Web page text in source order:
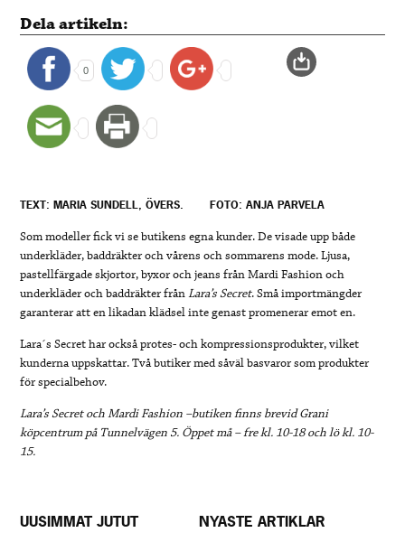
Dela artikeln:
0
TEXT: MARIA SUNDELL, ÖVERS. FOTO: ANJA PARVELA
Som modeller fick vi se butikens egna kunder. De visade upp både
underkläder, baddräkter och vårens och sommarens mode. Ljusa,
pastellfärgade skjortor, byxor och jeans från Mardi Fashion och
underkläder och baddräkter frånLara’s Secret. Små importmängder
garanterar att en likadan klädsel inte genast promenerar emot en.
Lara´s Secret har också protes- och kompressionsprodukter, vilket
kunderna uppskattar. Två butiker med såväl basvaror som produkter
för specialbehov.
Lara’s Secret och Mardi Fashion –butiken finns brevid Grani
köpcentrum på Tunnelvägen 5. Öppet må – fre kl. 10-18 och lö kl. 10-
15.
UUSIMMAT JUTUT NYASTE ARTIKLAR